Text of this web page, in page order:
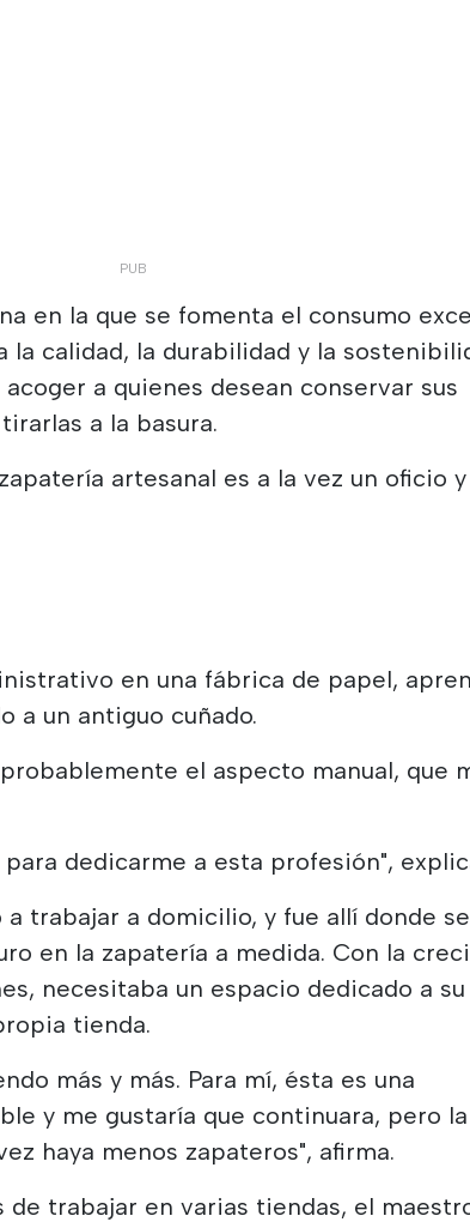
en la que se fomenta el consumo
la calidad, la durabilidad y la
a quienes desean conservar sus
a la basura.
artesanal es a la vez un oficio y
en una fábrica de papel,
a un antiguo cuñado.
el aspecto manual, que
dedicarme a esta profesión",
trabajar a domicilio, y fue allí donde
en la zapatería a medida. Con la
necesitaba un espacio dedicado a su
tienda.
más y más. Para mí, ésta es una
y me gustaría que continuara, pero la
haya menos zapateros", afirma.
de trabajar en varias tiendas, el